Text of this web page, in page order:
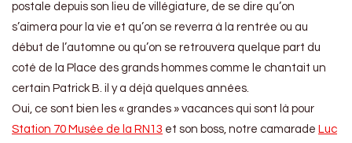
postale depuis son lieu de villégiature, de se dire qu’on
s’aimera pour la vie et qu’on se reverra à la rentrée ou au
début de l’automne ou qu’on se retrouvera quelque part du
coté de la Place des grands hommes comme le chantait un
certain Patrick B. il y a déjà quelques années.
Oui, ce sont bien les « grandes » vacances qui sont là pour
Station 70 Musée de la RN13 et son boss, notre camarade Luc